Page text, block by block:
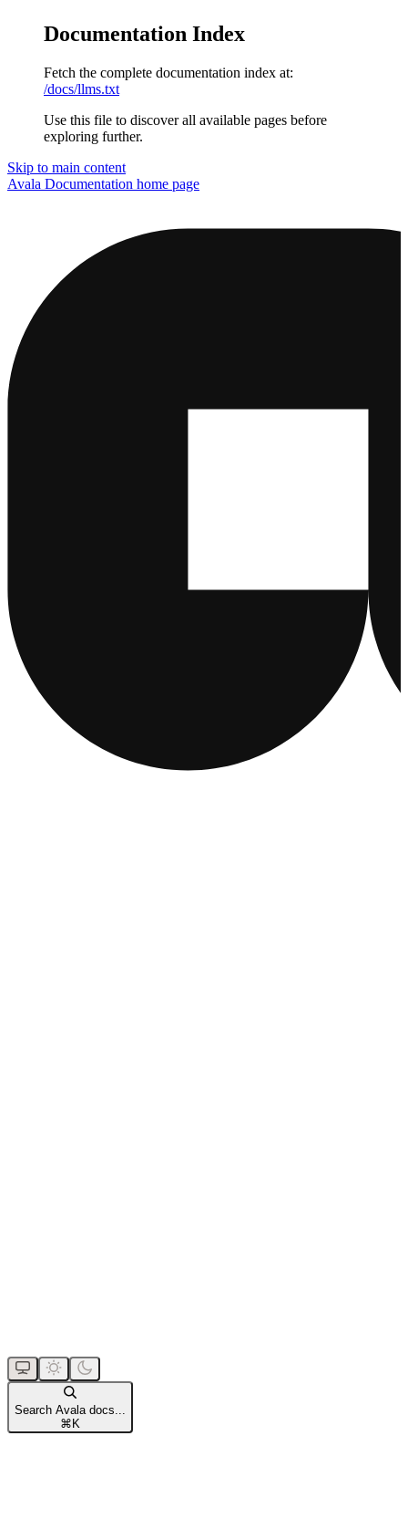
Documentation Index
Fetch the complete documentation index at:
/docs/llms.txt
Use this file to discover all available pages before
exploring further.
Skip to main content
Avala Documentation home page
Search Avala docs...
⌘ K